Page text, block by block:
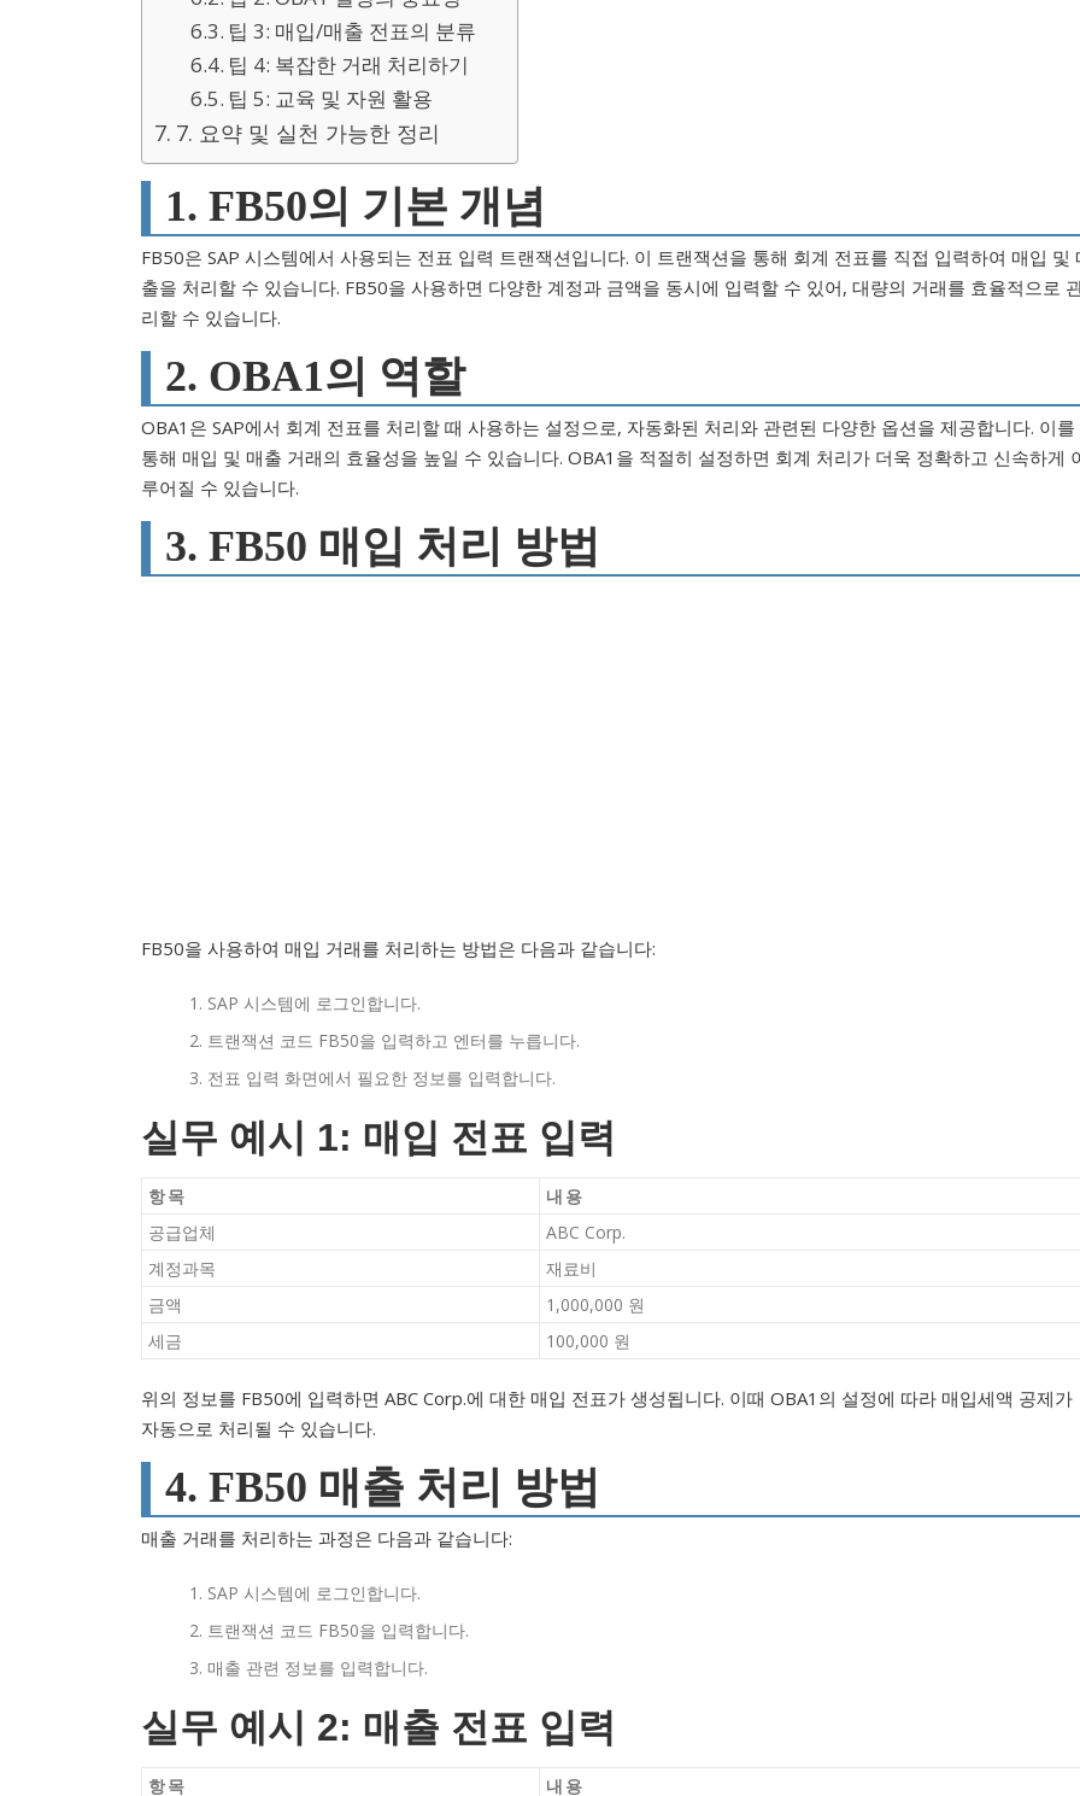
팁 3: 매입/매출 전표의 분류
팁 4: 복잡한 거래 처리하기
팁 5: 교육 및 자원 활용
7. 요약 및 실천 가능한 정리
1. FB50의 기본 개념
FB50은 SAP 시스템에서 사용되는 전표 입력 트랜잭션입니다. 이 트랜잭션을 통해 회계 전표를 직접 입력하여 매입 및
출을 처리할 수 있습니다. FB50을 사용하면 다양한 계정과 금액을 동시에 입력할 수 있어, 대량의 거래를 효율적으로
리할 수 있습니다.
2. OBA1의 역할
OBA1은 SAP에서 회계 전표를 처리할 때 사용하는 설정으로, 자동화된 처리와 관련된 다양한 옵션을 제공합니다. 이를
통해 매입 및 매출 거래의 효율성을 높일 수 있습니다. OBA1을 적절히 설정하면 회계 처리가 더욱 정확하고 신속하게
루어질 수 있습니다.
3. FB50 매입 처리 방법
FB50을 사용하여 매입 거래를 처리하는 방법은 다음과 같습니다:
SAP 시스템에 로그인합니다.
트랜잭션 코드 FB50을 입력하고 엔터를 누릅니다.
전표 입력 화면에서 필요한 정보를 입력합니다.
실무 예시 1: 매입 전표 입력
항목
내용
공급업체
ABC Corp.
계정과목
재료비
금액
1,000,000 원
세금
100,000 원
위의 정보를 FB50에 입력하면 ABC Corp.에 대한 매입 전표가 생성됩니다. 이때 OBA1의 설정에 따라 매입세액 공제가
자동으로 처리될 수 있습니다.
4. FB50 매출 처리 방법
매출 거래를 처리하는 과정은 다음과 같습니다:
SAP 시스템에 로그인합니다.
트랜잭션 코드 FB50을 입력합니다.
매출 관련 정보를 입력합니다.
실무 예시 2: 매출 전표 입력
항목 내용